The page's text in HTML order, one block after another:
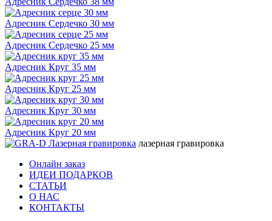
Адресник Сердечко 30 мм
Адресник Сердечко 25 мм
Адресник Круг 35 мм
Адресник Круг 25 мм
Адресник Круг 30 мм
Адресник Круг 20 мм
лазерная гравировка
Онлайн заказ
ИДЕИ ПОДАРКОВ
СТАТЬИ
О НАС
КОНТАКТЫ